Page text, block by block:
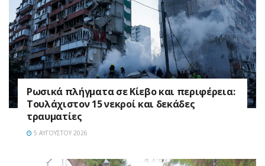
Ρωσικά πλήγματα σε Κίεβο και περιφέρεια:
Τουλάχιστον 15 νεκροί και δεκάδες
τραυματίες
5 ΑΥΓΟΎΣΤΟΥ 2026